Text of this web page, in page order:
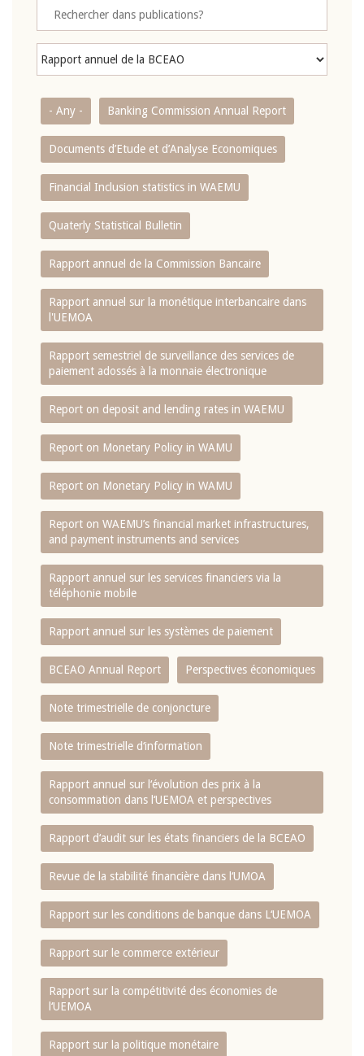
- Any - Banking Commission Annual Report
Documents d’Etude et d’Analyse Economiques
Financial Inclusion statistics in WAEMU
Quaterly Statistical Bulletin
Rapport annuel de la Commission Bancaire
Rapport annuel sur la monétique interbancaire dans
l'UEMOA
Rapport semestriel de surveillance des services de
paiement adossés à la monnaie électronique
Report on deposit and lending rates in WAEMU
Report on Monetary Policy in WAMU
Report on Monetary Policy in WAMU
Report on WAEMU’s financial market infrastructures,
and payment instruments and services
Rapport annuel sur les services financiers via la
téléphonie mobile
Rapport annuel sur les systèmes de paiement
BCEAO Annual Report Perspectives économiques
Note trimestrielle de conjoncture
Note trimestrielle d‘information
Rapport annuel sur l‘évolution des prix à la
consommation dans l‘UEMOA et perspectives
Rapport d‘audit sur les états financiers de la BCEAO
Revue de la stabilité financière dans l‘UMOA
Rapport sur les conditions de banque dans L‘UEMOA
Rapport sur le commerce extérieur
Rapport sur la compétitivité des économies de
l‘UEMOA
Rapport sur la politique monétaire